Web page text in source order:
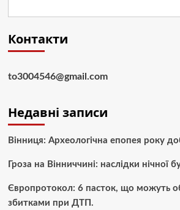
Контакти
to3004546@gmail.com
Недавні записи
Вінниця: Археологічна епопея року
Гроза на Вінниччині: наслідки нічної
Європротокол: 6 пасток, що можуть
збитками при ДТП.